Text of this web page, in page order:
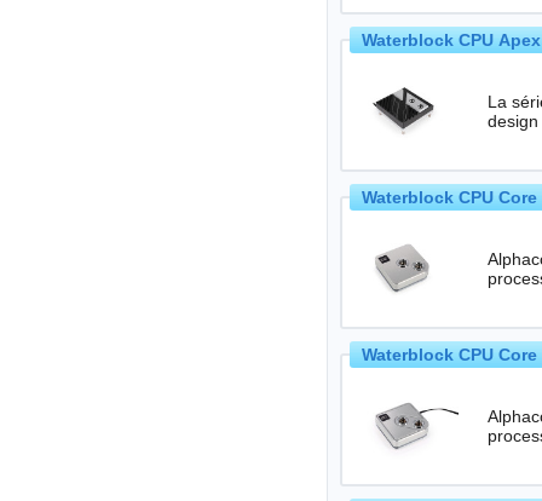
Waterblock CPU
La
Waterblock CPU
Waterblock CPU